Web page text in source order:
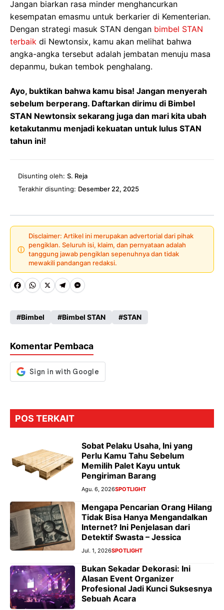
Jangan biarkan rasa minder menghancurkan
kesempatan emasmu untuk berkarier di Kementerian.
Dengan strategi masuk STAN dengan bimbel STAN
terbaik di Newtonsix, kamu akan melihat bahwa
angka-angka tersebut adalah jembatan menuju masa
depanmu, bukan tembok penghalang.
Ayo, buktikan bahwa kamu bisa! Jangan menyerah
sebelum berperang. Daftarkan dirimu di Bimbel
STAN Newtonsix sekarang juga dan mari kita ubah
ketakutanmu menjadi kekuatan untuk lulus STAN
tahun ini!
Disunting oleh: S. Reja
Terakhir disunting: Desember 22, 2025
ⓘ
Disclaimer: Artikel ini merupakan advertorial dari pihak
pengiklan. Seluruh isi, klaim, dan pernyataan adalah
tanggung jawab pengiklan sepenuhnya dan tidak
mewakili pandangan redaksi.
Fa
b
o
k
W
ts
p
p
X
Te
gr
m
M
se
g
er
Bimbel Bimbel STAN STAN
Komentar Pembaca
POS TERKAIT
Sobat Pelaku Usaha, Ini yang
Perlu Kamu Tahu Sebelum
Memilih Palet Kayu untuk
Pengiriman Barang
Agu. 6, 2026SPOTLIGHT
Mengapa Pencarian Orang Hilang
Tidak Bisa Hanya Mengandalkan
Internet? Ini Penjelasan dari
Detektif Swasta – Jessica
Jul. 1, 2026SPOTLIGHT
Bukan Sekadar Dekorasi: Ini
Alasan Event Organizer
Profesional Jadi Kunci Suksesnya
Sebuah Acara